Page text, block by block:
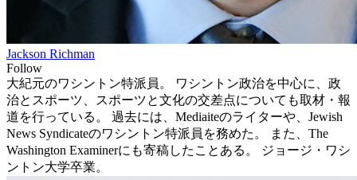
Jackson Richman
Follow
大紀元のワシントン特派員。 ワシントン政治を中心に、政
治とスポーツ、スポーツと文化の交差点についても取材・報
道を行っている。 過去には、Mediaiteのライターや、Jewish
News Syndicateのワシントン特派員を務めた。 また、The
Washington Examinerにも寄稿したことある。 ジョージ・ワシ
ントン大学卒業。